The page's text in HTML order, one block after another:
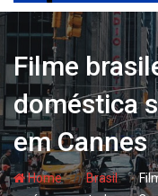
Filme
doméstica
em Cannes
Home- hjBrasil- hj